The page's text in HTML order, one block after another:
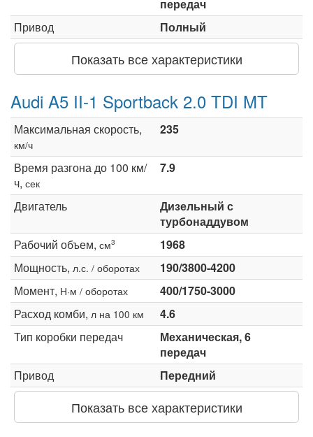
передач
Привод
Полный
Показать все характеристики
Audi A5 II-1 Sportback 2.0 TDI MT
Максимальная скорость,
км/ч
235
Время разгона до 100 км/
ч, сек
7.9
Двигатель
Дизельный с
турбонаддувом
Рабочий объем, см3
1968
Мощность, л.с. / оборотах
190/3800-4200
Момент, Н·м / оборотах
400/1750-3000
Расход комби, л на 100 км
4.6
Тип коробки передач
Механическая, 6
передач
Привод
Передний
Показать все характеристики